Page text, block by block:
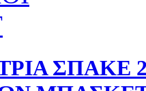
ΣΠΑΚΕ